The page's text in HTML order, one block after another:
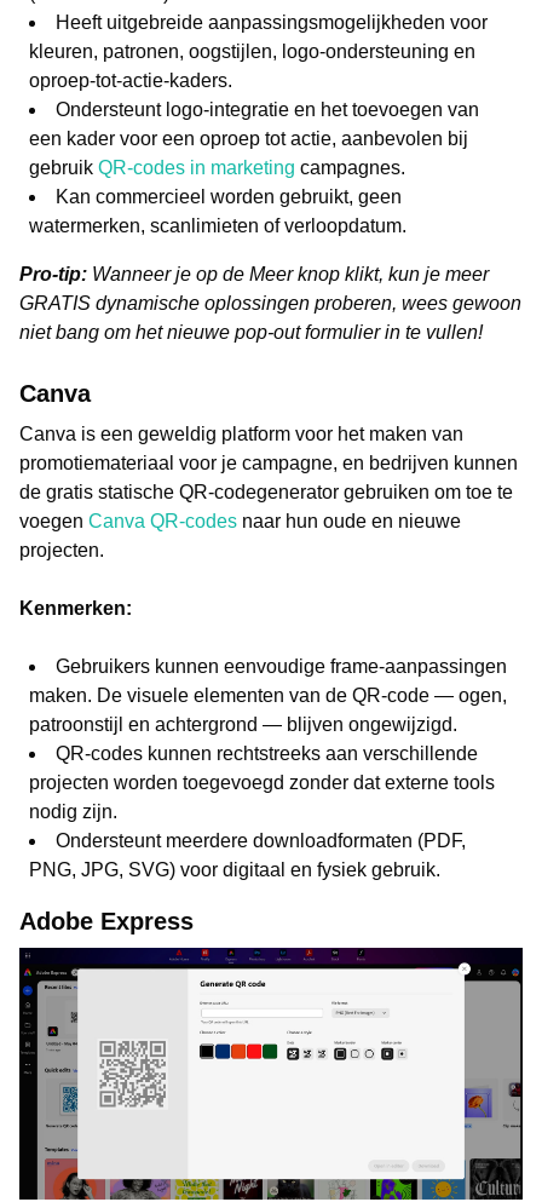
Heeft uitgebreide aanpassingsmogelijkheden voor
kleuren, patronen, oogstijlen, logo-ondersteuning en
oproep-tot-actie-kaders.
Ondersteunt logo-integratie en het toevoegen van
een kader voor een oproep tot actie, aanbevolen bij
gebruik QR-codes in marketing campagnes.
Kan commercieel worden gebruikt, geen
watermerken, scanlimieten of verloopdatum.
Pro-tip: Wanneer je op de Meer knop klikt, kun je meer
GRATIS dynamische oplossingen proberen, wees gewoon
niet bang om het nieuwe pop-out formulier in te vullen!
Canva
Canva is een geweldig platform voor het maken van
promotiemateriaal voor je campagne, en bedrijven kunnen
de gratis statische QR-codegenerator gebruiken om toe te
voegen Canva QR-codes naar hun oude en nieuwe
projecten.
Kenmerken:
Gebruikers kunnen eenvoudige frame-aanpassingen
maken. De visuele elementen van de QR-code — ogen,
patroonstijl en achtergrond — blijven ongewijzigd.
QR-codes kunnen rechtstreeks aan verschillende
projecten worden toegevoegd zonder dat externe tools
nodig zijn.
Ondersteunt meerdere downloadformaten (PDF,
PNG, JPG, SVG) voor digitaal en fysiek gebruik.
Adobe Express